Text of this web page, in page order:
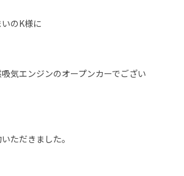
のK様に
気エンジンのオープンカーでござい
ただきました。